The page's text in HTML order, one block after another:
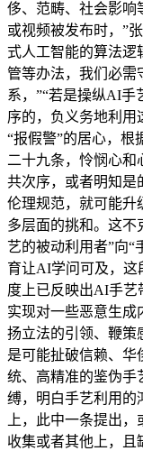
侈、范畴、社会影响
或视频被发布时，”
式人工智能的算法逻
管等办法，我们必需
系，”“若是操纵AI手
序的，负义务地利用
“报假警”的居心，根
二十九条，怜悯心和
共次序，或者明知是
伦理规范，就可能升
多层面的挑和。这不
艺的被动利用者”向“
育让AI学问可及，这
度上已反映出AI手艺
实现对一些恶意生成
扬立法的引领、鞭策
是可能扯破信赖、华
统、高精准的鉴伪手
缚，明白手艺利用的
上，此中一条提出，
收集或者其他上，且